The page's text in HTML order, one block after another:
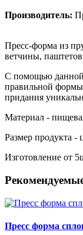
Производитель:
Пресс-форма из
ветчины,
С помощью данной
правильной
придания
Материал -
Размер продукта
Изготовление от
Пресс форма